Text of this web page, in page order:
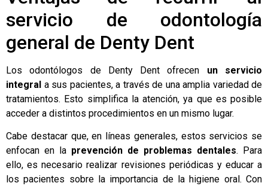
servicio de odontología
general de Denty Dent
Los odontólogos de Denty Dent ofrecen un servicio
integral a sus pacientes, a través de una amplia variedad de
tratamientos. Esto simplifica la atención, ya que es posible
acceder a distintos procedimientos en un mismo lugar.
Cabe destacar que, en líneas generales, estos servicios se
enfocan en la prevención de problemas dentales. Para
ello, es necesario realizar revisiones periódicas y educar a
los pacientes sobre la importancia de la higiene oral. Con